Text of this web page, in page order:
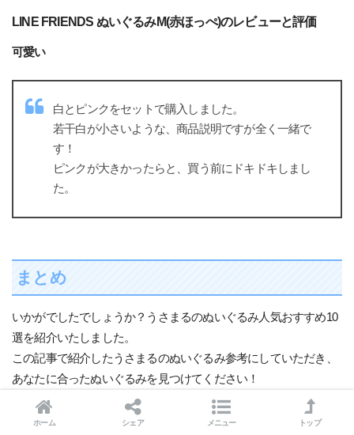
LINE FRIENDS ぬいぐるみM(赤ほっぺ)のレビューと評価
可愛い
白とピンクをセットで購入しました。
若干白が小さいような、商品説明ですが全く一緒で
す！
ピンクが大きかったらと、買う前にドキドキしまし
た。
まとめ
いかがでしたでしょうか？うさまるのぬいぐるみ人気おすすめ10
選を紹介いたしました。
この記事で紹介したうさまるのぬいぐるみ参考にしていただき、
あなたに合ったぬいぐるみを見つけてください！
ホーム シェア メニュー トップ